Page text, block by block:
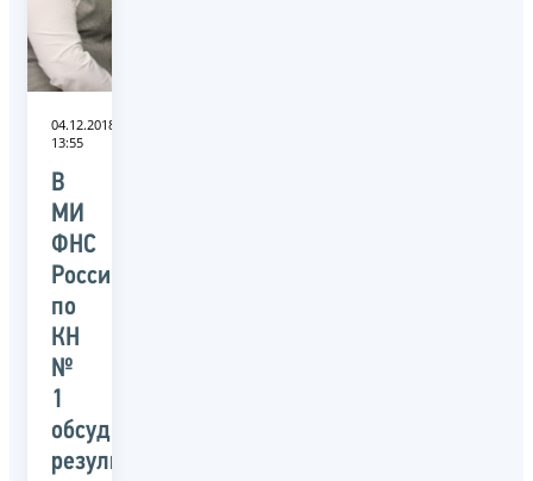
04.12.2018
13:55
В
МИ
ФНС
России
по
КН
№
1
обсудили
результаты